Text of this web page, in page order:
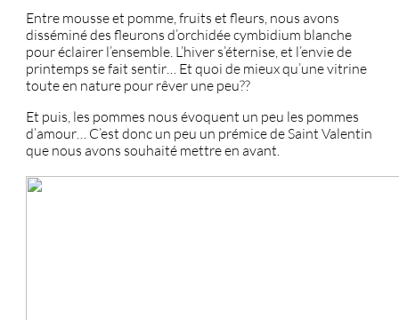
Entre mousse et pomme, fruits et fleurs, nous avons
disséminé des fleurons d’orchidée cymbidium blanche
pour éclairer l’ensemble. L’hiver s’éternise, et l’envie de
printemps se fait sentir… Et quoi de mieux qu’une vitrine
toute en nature pour rêver une peu??
Et puis, les pommes nous évoquent un peu les pommes
d’amour… C’est donc un peu un prémice de Saint Valentin
que nous avons souhaité mettre en avant.